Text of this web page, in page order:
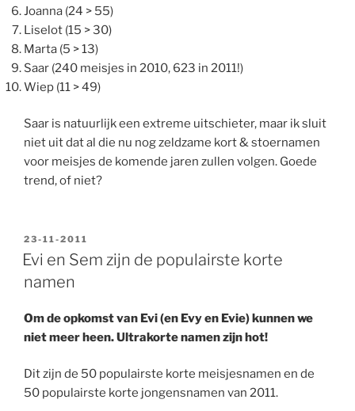
Joanna (24 > 55)
Liselot (15 > 30)
Marta (5 > 13)
Saar (240 meisjes in 2010, 623 in 2011!)
Wiep (11 > 49)
Saar is natuurlijk een extreme uitschieter, maar ik sluit
niet uit dat al die nu nog zeldzame kort & stoernamen
voor meisjes de komende jaren zullen volgen. Goede
trend, of niet?
GEPLAATST
OP
23-11-2011
Evi en Sem zijn de populairste korte
namen
Om de opkomst van Evi (en Evy en Evie) kunnen we
niet meer heen. Ultrakorte namen zijn hot!
Dit zijn de 50 populairste korte meisjesnamen en de
50 populairste korte jongensnamen van 2011.